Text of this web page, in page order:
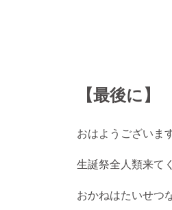
【最後に】
おはようございま
生誕祭全人類来て
おかねはたいせつ